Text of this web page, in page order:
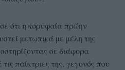
ότι η κορυφαία πρώην
μετωπικά με μέλη της
σε διάφορα
παίκτριες της, γεγονός που